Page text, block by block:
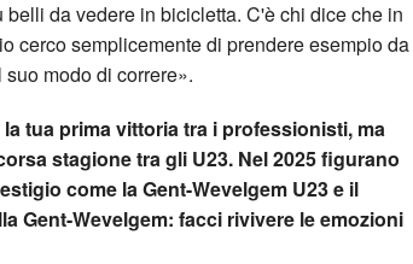
da vedere in bicicletta. C'è chi dice che in
cerco semplicemente di prendere esempio da
modo di correre».
tua prima vittoria tra i professionisti, ma
stagione tra gli U23. Nel 2025 figurano
come la Gent-Wevelgem U23 e il
Gent-Wevelgem: facci rivivere le emozioni